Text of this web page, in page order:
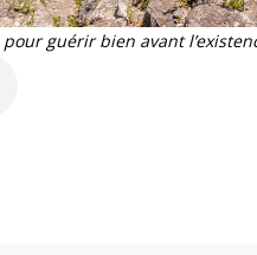
guérir bien avant